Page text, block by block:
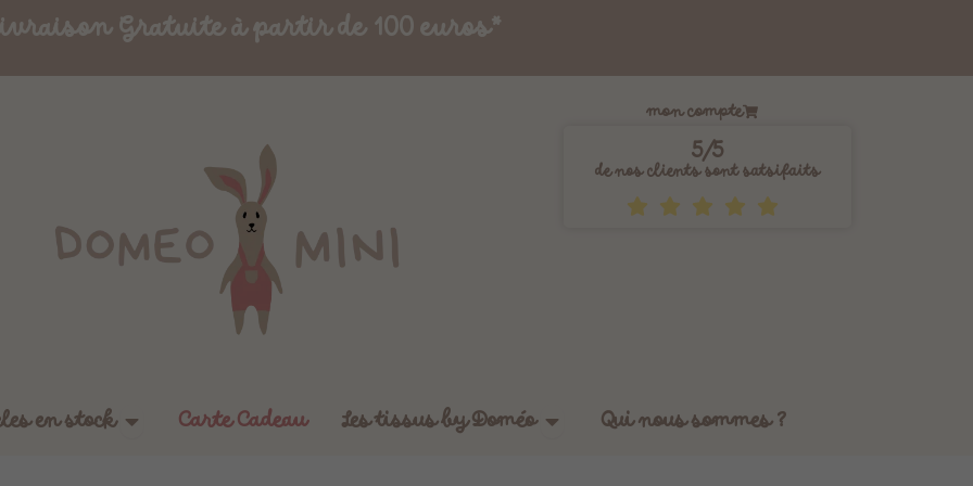
Gratuite à partir de 100 euros*
mon compte
5/5
de nos clients sont satsifaits
en stock Ouvrir Boutique - Articles en stock
Carte Cadeau Les tissus by Doméo Ouvrir Les tissus by Doméo
Qui nous sommes ?